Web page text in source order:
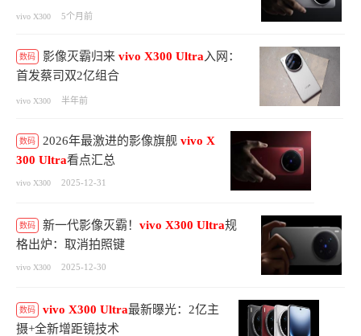
vivo X300 5个月前
数码 影像灭霸归来 vivo X300 Ultra 入网：
首发蔡司双2亿组合
vivo X300 半年前
数码 2026年最激进的影像旗舰 vivo X
300 Ultra看点汇总
vivo X300 2025-12-31
数码 新一代影像灭霸！ vivo X300 Ultra规
格出炉：取消拍照键
vivo X300 2025-12-30
数码 vivo X300 Ultra最新曝光：2亿主
摄+全新增距镜技术